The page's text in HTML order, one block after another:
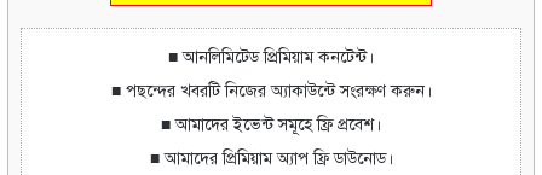
■ আনলিমিটেড প্রিমিয়াম কনটেন্ট।
■ পছন্দের খবরটি নিজের অ্যাকাউন্টে সংরক্ষণ করুন।
■ আমাদের ইভেন্ট সমূহে ফ্রি প্রবেশ।
■ আমাদের প্রিমিয়াম অ্যাপ ফ্রি ডাউনোড।